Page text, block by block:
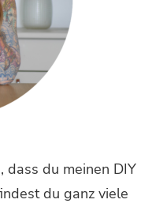
dass du meinen DIY
du ganz viele